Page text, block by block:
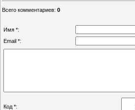
Всего комментариев: 0
Имя *:
Email *:
Код *: